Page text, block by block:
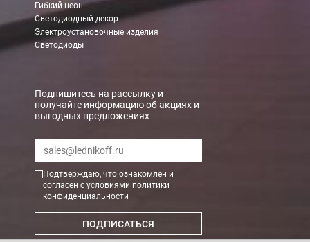
Гибкий неон
Светодиодный декор
Электроустановочные изделия
Светодиоды
Подпишитесь на рассылку и
получайте информацию об акциях и
выгодных предложениях
Подтверждаю, что ознакомлен и
согласен с условиями политики
конфиденциальности
ПОДПИСАТЬСЯ